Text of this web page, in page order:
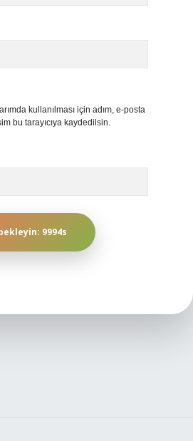
kullanılması için adım, e-posta
bu tarayıcıya kaydedilsin.